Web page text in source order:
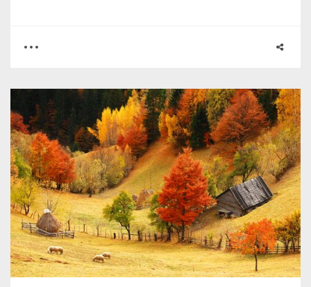
0
2175